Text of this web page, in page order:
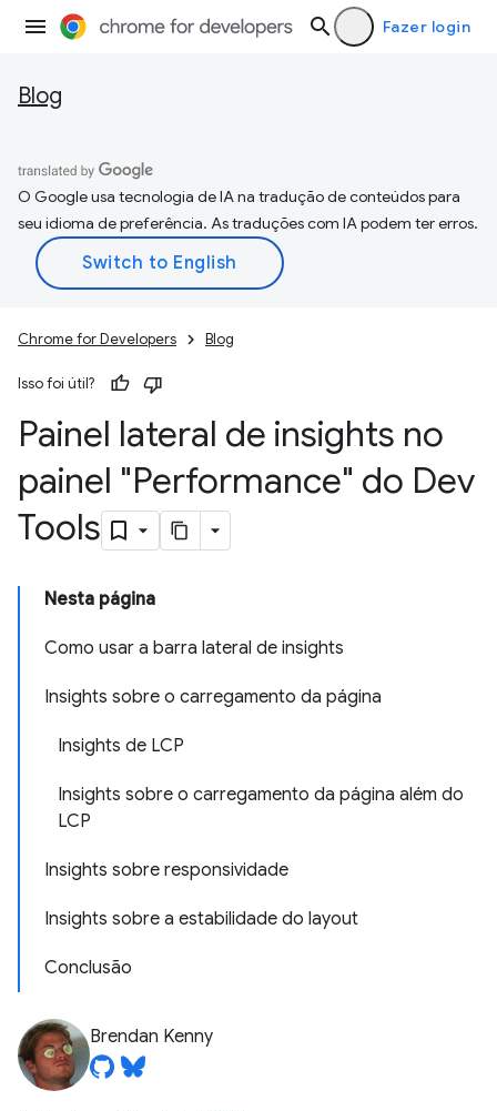
Fazer login
Blog
O Google usa tecnologia de IA na tradução de conteúdos para
seu idioma de preferência. As traduções com IA podem ter erros.
Chrome for Developers Blog
Isso foi útil?
Painel lateral de insights no
painel "Performance" do Dev
Tools
Nesta página
Como usar a barra lateral de insights
Insights sobre o carregamento da página
Insights de LCP
Insights sobre o carregamento da página além do
LCP
Insights sobre responsividade
Insights sobre a estabilidade do layout
Conclusão
Brendan Kenny